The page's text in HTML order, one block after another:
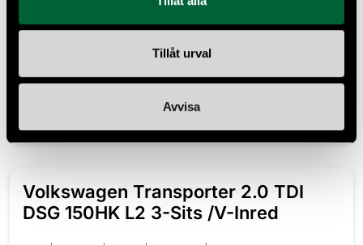
Tillåt urval
Avvisa
2023 Automat El 1 141 Mil 116 HK Leasbar
Volkswagen Transporter 2.0 TDI
DSG 150HK L2 3-Sits /V-Inred